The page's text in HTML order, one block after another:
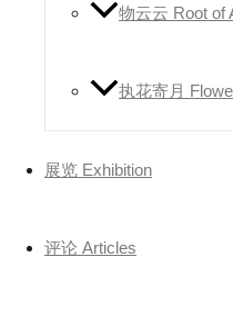
物云云 Root of
执花寄月
展览 Exhibition
评论 Articles